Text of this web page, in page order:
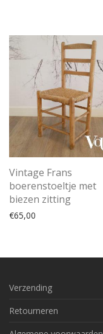
Vintage Frans
boerenstoeltje met
biezen zitting
€65,00
Verzending
Retourneren